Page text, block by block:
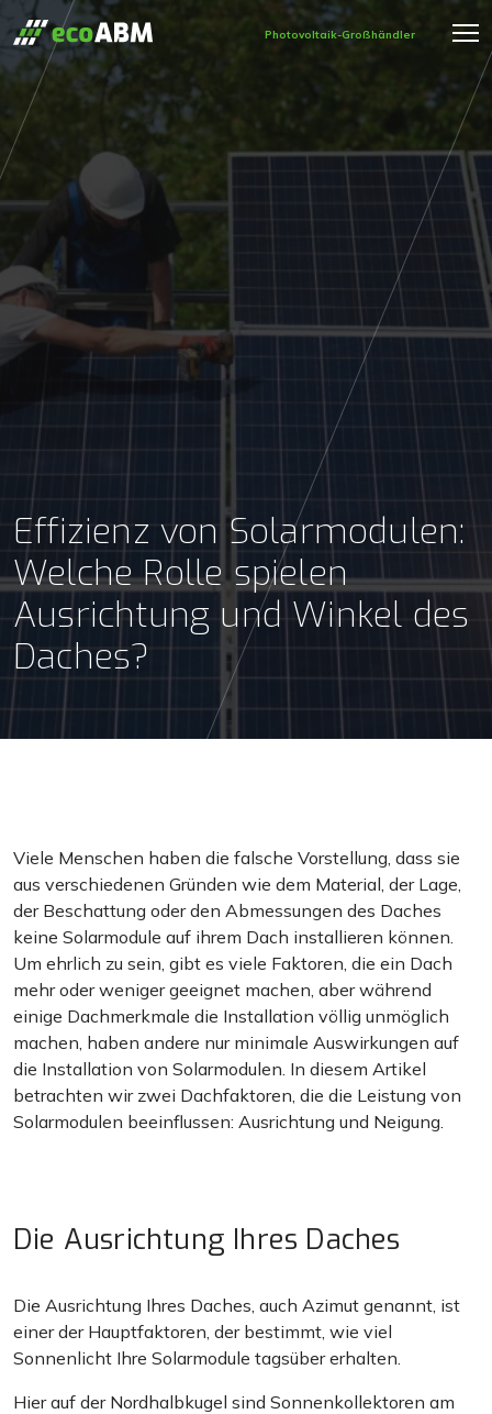
Photovoltaik-Großhändler
Effizienz von Solarmodulen:
Welche Rolle spielen
Ausrichtung und Winkel des
Daches?
Viele Menschen haben die falsche Vorstellung, dass sie
aus verschiedenen Gründen wie dem Material, der Lage,
der Beschattung oder den Abmessungen des Daches
keine Solarmodule auf ihrem Dach installieren können.
Um ehrlich zu sein, gibt es viele Faktoren, die ein Dach
mehr oder weniger geeignet machen, aber während
einige Dachmerkmale die Installation völlig unmöglich
machen, haben andere nur minimale Auswirkungen auf
die Installation von Solarmodulen. In diesem Artikel
betrachten wir zwei Dachfaktoren, die die Leistung von
Solarmodulen beeinflussen: Ausrichtung und Neigung.
Die Ausrichtung Ihres Daches
Die Ausrichtung Ihres Daches, auch Azimut genannt, ist
einer der Hauptfaktoren, der bestimmt, wie viel
Sonnenlicht Ihre Solarmodule tagsüber erhalten.
Hier auf der Nordhalbkugel sind Sonnenkollektoren am